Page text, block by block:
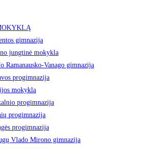
gimnazija
jungtinė mokykla
Ramanausko-Vanago gimnazija
progimnazija
mokykla
progimnazija
progimnazija
progimnazija
Vlado Mirono gimnazija